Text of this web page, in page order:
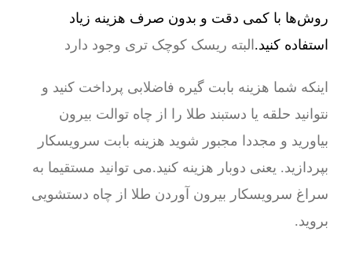
روش‌ها با کمی دقت و بدون صرف هزینه زیاد
استفاده کنید.البته ریسک کوچک تری وجود دارد
اینکه شما هزینه بابت گیره فاضلابی پرداخت کنید و
نتوانید حلقه یا دستبند طلا را از چاه توالت بیرون
بیاورید و مجددا مجبور شوید هزینه بابت سرویسکار
بپردازید. یعنی دوبار هزینه کنید.می توانید مستقیما به
سراغ سرویسکار بیرون آوردن طلا از چاه دستشویی
بروید.